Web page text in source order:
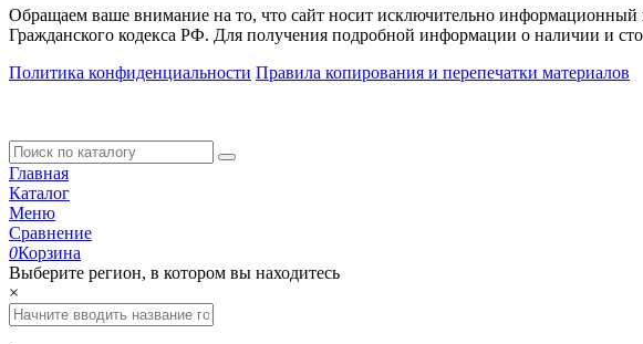
Обращаем ваше внимание на то, что сайт носит исключительно информационный
Гражданского кодекса РФ. Для получения подробной информации о наличии и
Политика конфиденциальности Правила копирования и перепечатки материалов
Главная
Каталог
Меню
Сравнение
0Корзина
Выберите регион, в котором вы находитесь
×